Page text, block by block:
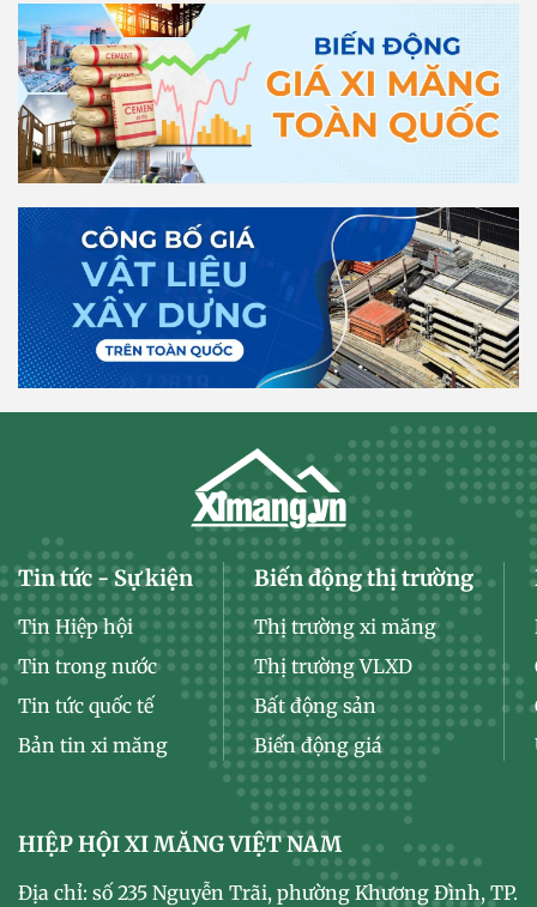
Tin tức - Sự kiện
Tin Hiệp hội
Tin trong nước
Tin tức quốc tế
Bản tin xi măng
Biến động thị trường
Thị trường xi măng
Thị trường VLXD
Bất động sản
Biến động giá
HIỆP HỘI XI MĂNG VIỆT NAM
Địa chỉ: số 235 Nguyễn Trãi, phường Khương Đình, TP.